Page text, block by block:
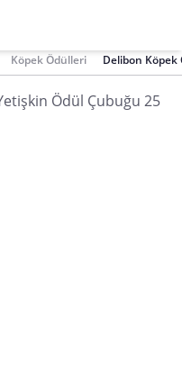
Köpek Ödülleri Delibon Köpek